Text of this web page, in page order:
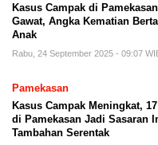
Kasus Campak di
Gawat, Angka Kematian
Anak
Rabu, 24 September 2025 - 09:07
Pamekasan
Kasus Campak Meningkat,
di Pamekasan Jadi Sasaran
Tambahan Serentak